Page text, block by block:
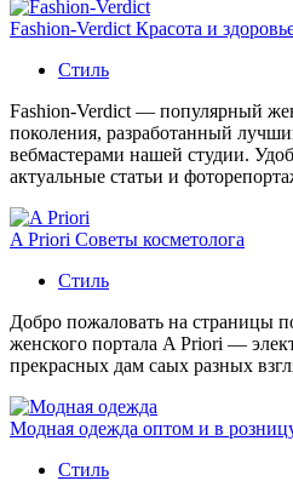
Fashion-Verdict Красота и
Стиль
Fashion-Verdict — популярный
поколения, разработанный
вебмастерами нашей студии.
актуальные статьи и
A Priori Советы косметолога
Стиль
Добро пожаловать на страницы
женского портала A Priori —
прекрасных дам саых разных
Модная одежда оптом и в
Стиль